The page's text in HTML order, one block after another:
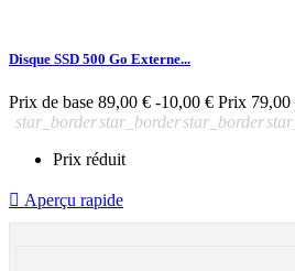
Disque SSD 500 Go Externe...
Prix de base 89,00 € -10,00 € Prix 79,00
star_borderstar_borderstar_border
Prix réduit
 Aperçu rapide